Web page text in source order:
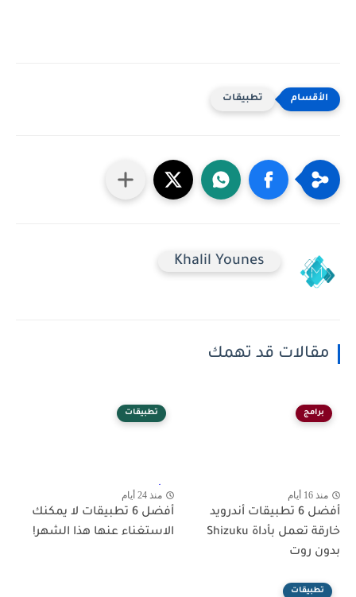
تطبيقات
Khalil Younes
مقالات قد تهمك
برامج
منذ 16 أيام
أفضل 6 تطبيقات أندرويد
خارقة تعمل بأداة Shizuku
بدون روت
تطبيقات
منذ 24 أيام
أفضل 6 تطبيقات لا يمكنك
الاستغناء عنها هذا الشهر!
تطبيقات